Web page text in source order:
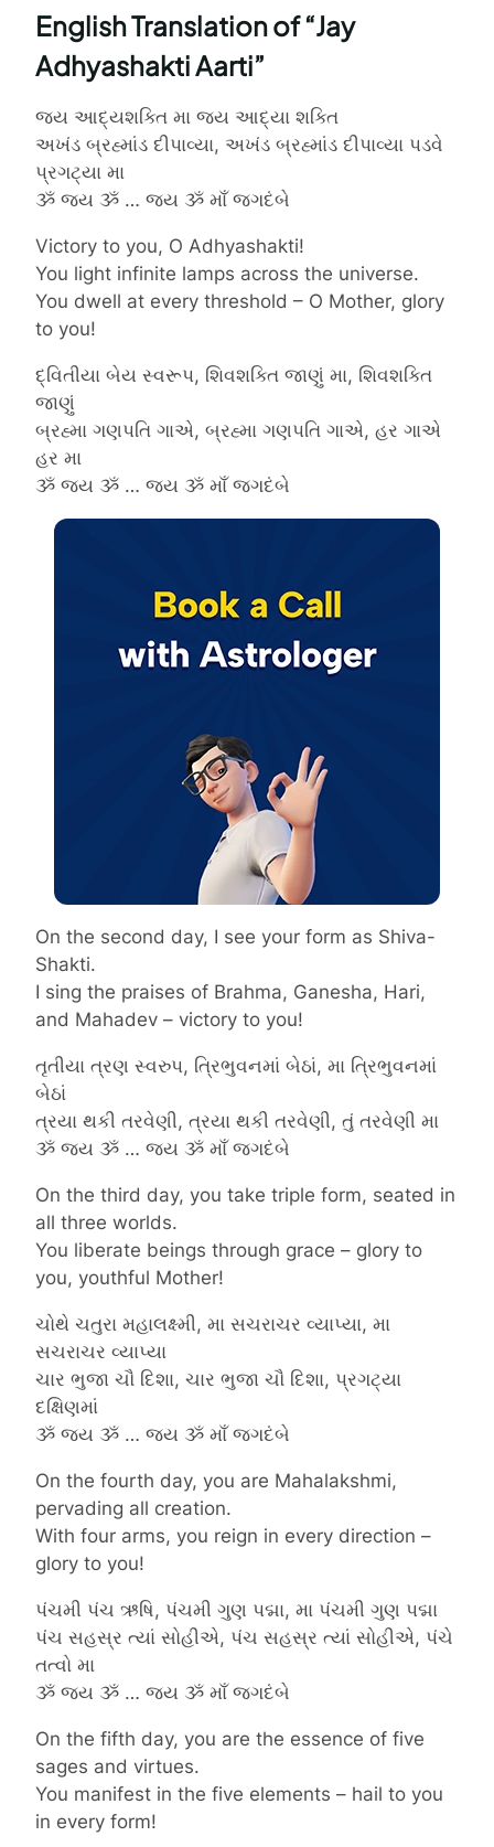
English Translation of “Jay
Adhyashakti Aarti”
જય આદ્યશક્તિ મા જય આદ્યા શક્તિ
અખંડ બ્રહ્માંડ દીપાવ્યા, અખંડ બ્રહ્માંડ દીપાવ્યા પડવે
પ્રગટ્યા મા
ૐ જય ૐ … જય ૐ માઁ જગદંબે
Victory to you, O Adhyashakti!
You light infinite lamps across the universe.
You dwell at every threshold – O Mother, glory
to you!
દ્વિતીયા બેય સ્વરૂપ, શિવશક્તિ જાણું મા, શિવશક્તિ
જાણું
બ્રહ્મા ગણપતિ ગાએ, બ્રહ્મા ગણપતિ ગાએ, હર ગાએ
હર મા
ૐ જય ૐ … જય ૐ માઁ જગદંબે
On the second day, I see your form as Shiva-
Shakti.
I sing the praises of Brahma, Ganesha, Hari,
and Mahadev – victory to you!
તૃતીયા ત્રણ સ્વરુપ, ત્રિભુવનમાં બેઠાં, મા ત્રિભુવનમાં
બેઠાં
ત્રયા થકી તરવેણી, ત્રયા થકી તરવેણી, તું તરવેણી મા
ૐ જય ૐ … જય ૐ માઁ જગદંબે
On the third day, you take triple form, seated in
all three worlds.
You liberate beings through grace – glory to
you, youthful Mother!
ચોથે ચતુરા મહાલક્ષ્મી, મા સચરાચર વ્યાપ્યા, મા
સચરાચર વ્યાપ્યા
ચાર ભુજા ચૌ દિશા, ચાર ભુજા ચૌ દિશા, પ્રગટ્યા
દક્ષિણમાં
ૐ જય ૐ … જય ૐ માઁ જગદંબે
On the fourth day, you are Mahalakshmi,
pervading all creation.
With four arms, you reign in every direction –
glory to you!
પંચમી પંચ ઋષિ, પંચમી ગુણ પદ્મા, મા પંચમી ગુણ પદ્મા
પંચ સહસ્ર ત્યાં સોહીએ, પંચ સહસ્ર ત્યાં સોહીએ, પંચે
તત્વો મા
ૐ જય ૐ … જય ૐ માઁ જગદંબે
On the fifth day, you are the essence of five
sages and virtues.
You manifest in the five elements – hail to you
in every form!